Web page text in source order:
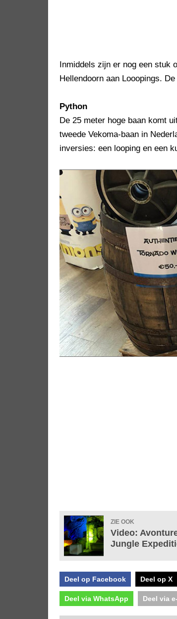
Inmiddels zijn er nog een stuk
Hellendoorn aan Looopings.
Python
De 25 meter hoge baan komt
tweede Vekoma-baan in
inversies: een looping en een
ZIE OOK
Video:
Jungle
Deel op Facebook Deel op X
Deel via WhatsApp Deel via